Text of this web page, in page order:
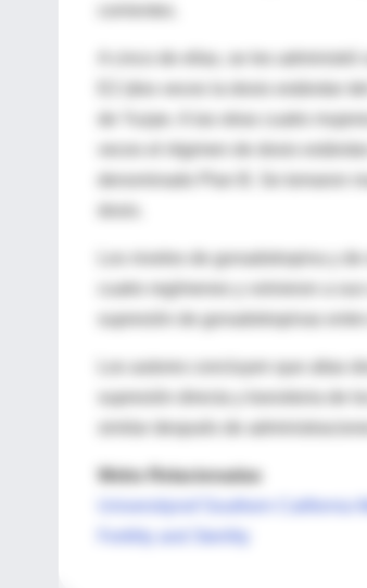
A cinco de ellas, se les
de Yuzpe. A las otras cuatro
veces el régimen de dosis
Los niveles de gonadotropina y
cuatro regímenes y volvieron a
supresión de gonadotropinas
Los autores concluyen que altas
supresión directa y transitoria de
similar después de
Webs Relacionadas